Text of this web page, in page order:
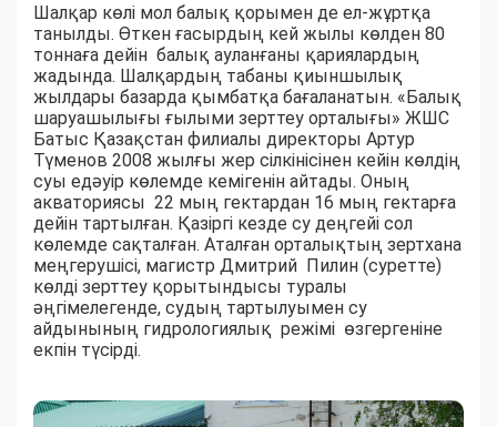
Шалқар көлі мол балық қорымен де ел-жұртқа
танылды. Өткен ғасырдың кей жылы көлден 80
тоннаға дейін балық ауланғаны қариялардың
жадында. Шалқардың табаны қиыншылық
жылдары базарда қымбатқа бағаланатын. «Балық
шаруашылығы ғылыми зерттеу орталығы» ЖШС
Батыс Қазақстан филиалы директоры Артур
Түменов 2008 жылғы жер сілкінісінен кейін көлдің
суы едәуір көлемде кемігенін айтады. Оның
акваториясы 22 мың гектардан 16 мың гектарға
дейін тартылған. Қазіргі кезде су деңгейі сол
көлемде сақталған. Аталған орталықтың зертхана
меңгерушісі, магистр Дмитрий Пилин (суретте)
көлді зерттеу қорытындысы туралы
әңгімелегенде, судың тартылуымен су
айдынының гидрологиялық режімі өзгергеніне
екпін түсірді.